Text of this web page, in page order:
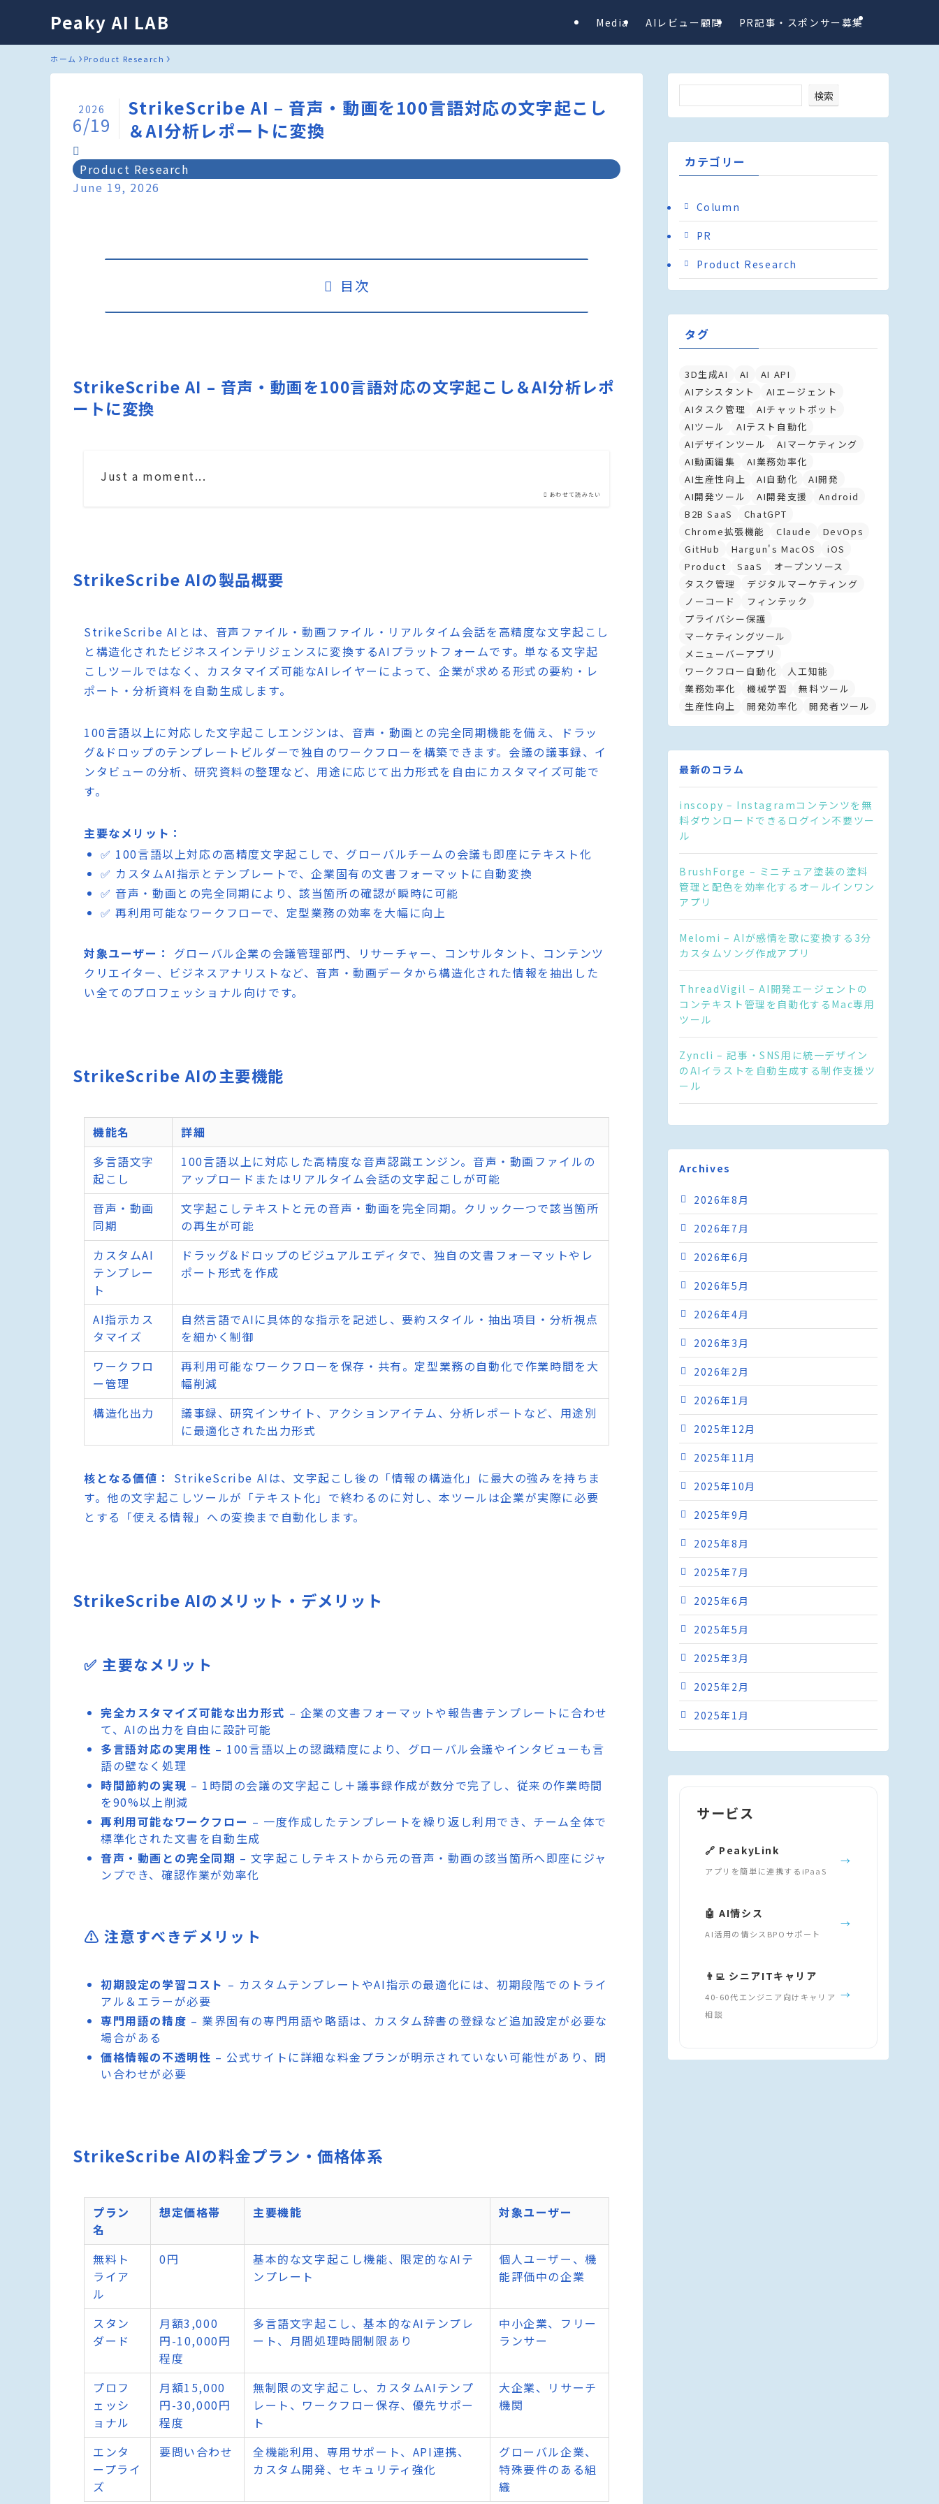
Peaky AI LAB Media AIレビュー顧問 PR記事・スポンサー募集
ホーム Product Research
StrikeScribe AI – 音声・動画を100言語対応の文字起こし
＆AI分析レポートに変換
2026
6/19
Product Research
June 19, 2026
目次
StrikeScribe AI – 音声・動画を100言語対応の文字起こし＆AI分析レポ
ートに変換
あわせて読みたい
Just a moment...
StrikeScribe AIの製品概要
StrikeScribe AIとは、音声ファイル・動画ファイル・リアルタイム会話を高精度な文字起こし
と構造化されたビジネスインテリジェンスに変換するAIプラットフォームです。単なる文字起
こしツールではなく、カスタマイズ可能なAIレイヤーによって、企業が求める形式の要約・レ
ポート・分析資料を自動生成します。
100言語以上に対応した文字起こしエンジンは、音声・動画との完全同期機能を備え、ドラッ
グ&ドロップのテンプレートビルダーで独自のワークフローを構築できます。会議の議事録、イ
ンタビューの分析、研究資料の整理など、用途に応じて出力形式を自由にカスタマイズ可能で
す。
主要なメリット：
✅ 100言語以上対応の高精度文字起こしで、グローバルチームの会議も即座にテキスト化
✅ カスタムAI指示とテンプレートで、企業固有の文書フォーマットに自動変換
✅ 音声・動画との完全同期により、該当箇所の確認が瞬時に可能
✅ 再利用可能なワークフローで、定型業務の効率を大幅に向上
対象ユーザー：
グローバル企業の会議管理部門、リサーチャー、コンサルタント、コンテンツ
クリエイター、ビジネスアナリストなど、音声・動画データから構造化された情報を抽出した
い全てのプロフェッショナル向けです。
StrikeScribe AIの主要機能
機能名
詳細
多言語文字
起こし
100言語以上に対応した高精度な音声認識エンジン。音声・動画ファイルの
アップロードまたはリアルタイム会話の文字起こしが可能
音声・動画
同期
文字起こしテキストと元の音声・動画を完全同期。クリック一つで該当箇所
の再生が可能
カスタムAI
テンプレー
ト
ドラッグ&ドロップのビジュアルエディタで、独自の文書フォーマットやレ
ポート形式を作成
AI指示カス
タマイズ
自然言語でAIに具体的な指示を記述し、要約スタイル・抽出項目・分析視点
を細かく制御
ワークフロ
ー管理
再利用可能なワークフローを保存・共有。定型業務の自動化で作業時間を大
幅削減
構造化出力
議事録、研究インサイト、アクションアイテム、分析レポートなど、用途別
に最適化された出力形式
核となる価値：
StrikeScribe AIは、文字起こし後の「情報の構造化」に最大の強みを持ちま
す。他の文字起こしツールが「テキスト化」で終わるのに対し、本ツールは企業が実際に必要
とする「使える情報」への変換まで自動化します。
StrikeScribe AIのメリット・デメリット
✅ 主要なメリット
完全カスタマイズ可能な出力形式 – 企業の文書フォーマットや報告書テンプレートに合わせ
て、AIの出力を自由に設計可能
多言語対応の実用性 – 100言語以上の認識精度により、グローバル会議やインタビューも言
語の壁なく処理
時間節約の実現 – 1時間の会議の文字起こし＋議事録作成が数分で完了し、従来の作業時間
を90%以上削減
再利用可能なワークフロー – 一度作成したテンプレートを繰り返し利用でき、チーム全体で
標準化された文書を自動生成
音声・動画との完全同期 – 文字起こしテキストから元の音声・動画の該当箇所へ即座にジャ
ンプでき、確認作業が効率化
⚠️ 注意すべきデメリット
初期設定の学習コスト – カスタムテンプレートやAI指示の最適化には、初期段階でのトライ
アル＆エラーが必要
専門用語の精度 – 業界固有の専門用語や略語は、カスタム辞書の登録など追加設定が必要な
場合がある
価格情報の不透明性 – 公式サイトに詳細な料金プランが明示されていない可能性があり、問
い合わせが必要
StrikeScribe AIの料金プラン・価格体系
プラン
名
想定価格帯 主要機能 対象ユーザー
無料ト
ライア
ル
0円
基本的な文字起こし機能、限定的なAIテ
ンプレート
個人ユーザー、機
能評価中の企業
スタン
ダード
月額3,000
円-10,000円
程度
多言語文字起こし、基本的なAIテンプレ
ート、月間処理時間制限あり
中小企業、フリー
ランサー
プロフ
ェッシ
ョナル
月額15,000
円-30,000円
程度
無制限の文字起こし、カスタムAIテンプ
レート、ワークフロー保存、優先サポー
ト
大企業、リサーチ
機関
エンタ
ープライ
ズ
要問い合わせ
全機能利用、専用サポート、API連携、
カスタム開発、セキュリティ強化
グローバル企業、
特殊要件のある組
織
検索
カテゴリー
Column
PR
Product Research
タグ
3D生成AI AI
AI API
AIアシスタント
AIエージェント
AIタスク管理
AIチャットボット
AIツール
AIテスト自動化
AIデザインツール
AIマーケティング
AI動画編集
AI業務効率化
AI生産性向上
AI自動化
AI開発
AI開発ツール
AI開発支援
Android
B2B SaaS
ChatGPT
Chrome拡張機能
Claude
DevOps
GitHub
Hargun's MacOS
iOS
Product
SaaS
オープンソース
タスク管理
デジタルマーケティング
ノーコード
フィンテック
プライバシー保護
マーケティングツール
メニューバーアプリ
ワークフロー自動化
人工知能
業務効率化
機械学習
無料ツール
生産性向上
開発効率化 開発者ツール
最新のコラム
inscopy – Instagramコンテンツを無
料ダウンロードできるログイン不要ツー
ル
BrushForge – ミニチュア塗装の塗料
管理と配色を効率化するオールインワン
アプリ
Melomi – AIが感情を歌に変換する3分
カスタムソング作成アプリ
ThreadVigil – AI開発エージェントの
コンテキスト管理を自動化するMac専用
ツール
Zyncli – 記事・SNS用に統一デザイン
のAIイラストを自動生成する制作支援ツ
ール
Archives
2026年8月
2026年7月
2026年6月
2026年5月
2026年4月
2026年3月
2026年2月
2026年1月
2025年12月
2025年11月
2025年10月
2025年9月
2025年8月
2025年7月
2025年6月
2025年5月
2025年3月
2025年2月
2025年1月
サービス
🔗 PeakyLink
アプリを簡単に連携するiPaaS
→
🤖 AI情シス
AI活用の情シスBPOサポート
→
👨‍💻 シニアITキャリア
40-60代エンジニア向けキャリア
相談
→